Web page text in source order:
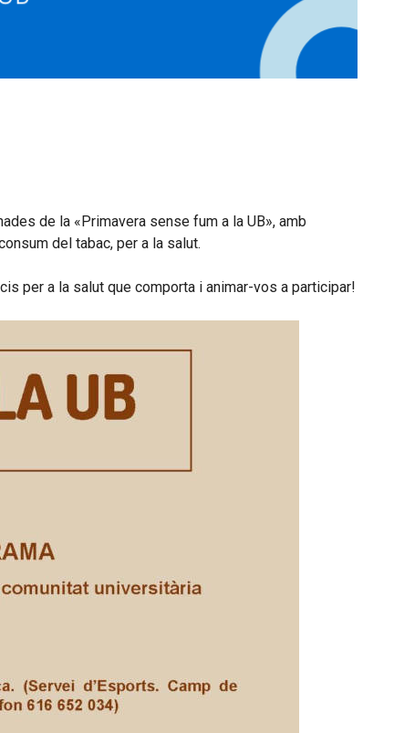
de la «Primavera sense fum a la UB», amb
del tabac, per a la salut.
per a la salut que comporta i animar-vos a participar!